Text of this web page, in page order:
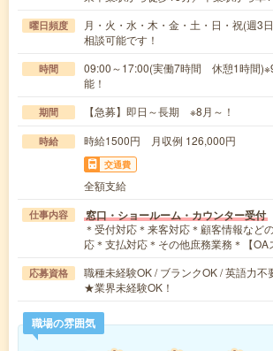
曜日頻度
月・火・水・木・金・土・日・祝(週3
相談可能です！
時間
09:00～17:00(実働7時間 休憩1時間
能！
期間 【急募】即日～長期 ※8月～！
時給 時給1500円 月収例 126,000円
交通費
全額支給
仕事内容 窓口・ショールーム・カウンター受付
＊受付対応＊来客対応＊顧客情報など
応＊支払対応＊その他庶務業務＊【
応募資格
職種未経験OK / ブランクOK / 英語力不
★業界未経験OK！
職場の雰囲気